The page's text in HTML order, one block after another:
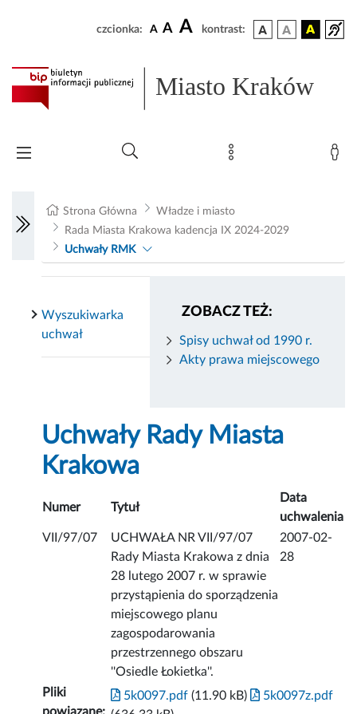
czcionka: A A A kontrast:
Miasto Kraków
Strona Główna
Władze i miasto
Rada Miasta Krakowa kadencja IX 2024-2029
Uchwały RMK
ZOBACZ TEŻ:
Spisy uchwał od 1990 r.
Akty prawa miejscowego
Wyszukiwarka
uchwał
Uchwały Rady Miasta
Krakowa
Numer Tytuł
Data
uchwalenia
VII/97/07
UCHWAŁA NR VII/97/07
Rady Miasta Krakowa z dnia
28 lutego 2007 r. w sprawie
przystąpienia do sporządzenia
miejscowego planu
zagospodarowania
przestrzennego obszaru
''Osiedle Łokietka''.
2007-02-
28
Pliki
5k0097.pdf (11.90 kB)
5k0097z.pdf